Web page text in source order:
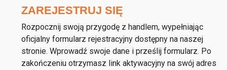
ZAREJESTRUJ SIĘ
Rozpocznij swoją przygodę z handlem, wypełniając
oficjalny formularz rejestracyjny dostępny na naszej
stronie. Wprowadź swoje dane i prześlij formularz. Po
zakończeniu otrzymasz link aktywacyjny na swój adres